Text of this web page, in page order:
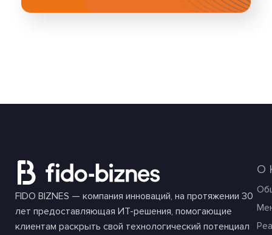
FIDO BIZNES — компания инноваций, на протяжении 30
лет предоставляющая ИТ-решения, помогающие
клиентам раскрыть свой технологический потенциал
О